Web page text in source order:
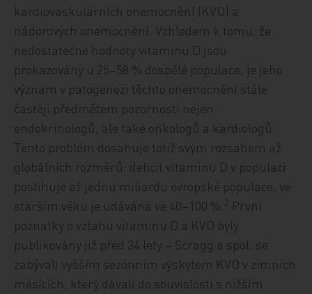
kardiovaskulárních onemocnění (KVO) a
nádorových onemocnění. Vzhledem k tomu, že
nedostatečné hodnoty vitaminu D jsou
prokazovány u 25–58 % dospělé populace, je jeho
význam v patogenezi těchto onemocnění stále
častěji předmětem pozornosti nejen
endokrinologů, ale také onkologů a kardiologů.
Tento problém dosahuje totiž svým rozsahem až
globálních rozměrů: deficit vitaminu D v populaci
postihuje až jednu miliardu evropské populace, ve
starším věku je udávána ve 40–100 %. 2 První
poznatky o vztahu vitaminu D a KVO byly
publikovány již před 34 lety – Scragg a spol. se
zabývali vyšším sezónním výskytem KVO v zimních
měsících, který dávali do souvislosti s nižším